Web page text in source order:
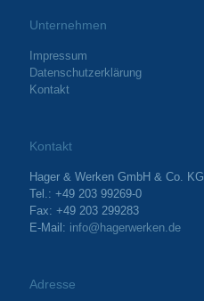
Unternehmen
Impressum
Datenschutzerklärung
Kontakt
Kontakt
Hager & Werken GmbH & Co. KG
Tel.: +49 203 99269-0
Fax: +49 203 299283
E-Mail: info@hagerwerken.de
Adresse